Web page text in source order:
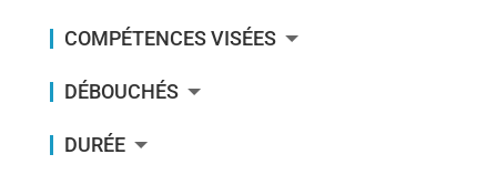
COMPÉTENCES VISÉES
DÉBOUCHÉS
DURÉE